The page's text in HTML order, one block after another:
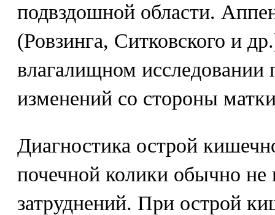
подвздошной области.
(Ровзинга, Ситковского и
влагалищном исследовании
изменений со стороны
Диагностика острой
почечной колики обычно
затруднений. При острой